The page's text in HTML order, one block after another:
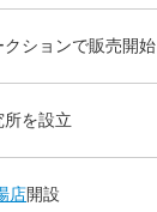
ションで販売開始
を設立
店開設